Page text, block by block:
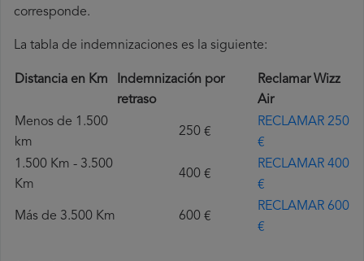
corresponde.
La tabla de indemnizaciones es la siguiente:
Distancia en Km
Indemnización por
retraso
Reclamar Wizz
Air
Menos de 1.500
km
250 €
RECLAMAR 250
€
1.500 Km - 3.500
Km
400 €
RECLAMAR 400
€
Más de 3.500 Km 600 €
RECLAMAR 600
€